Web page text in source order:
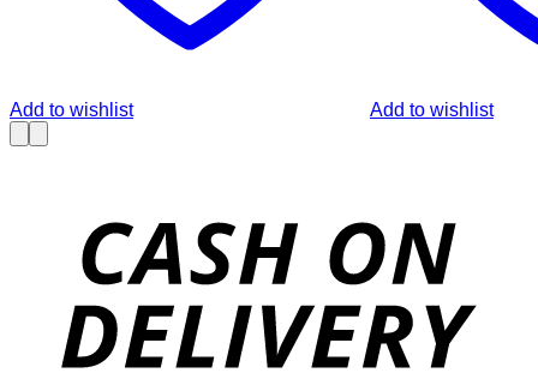
Add to wishlist Add to wishlist